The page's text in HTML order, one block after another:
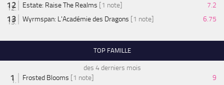
Estate: Raise The Realms [1 note]
7.2
Wyrmspan: L'Académie des Dragons [1 note] 6.75
TOP FAMILLE
des 4 derniers mois
Frosted Blooms [1 note]
9